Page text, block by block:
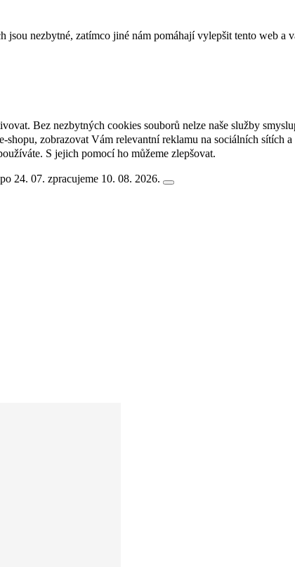
nezbytné, zatímco jiné nám pomáhají vylepšit tento web a
Bez nezbytných cookies souborů nelze naše služby
zobrazovat Vám relevantní reklamu na sociálních sítích
S jejich pomocí ho můžeme zlepšovat.
24. 07. zpracujeme 10. 08. 2026.